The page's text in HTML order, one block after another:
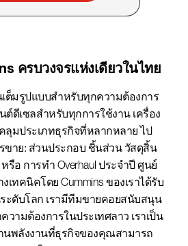
ครบวงจรแห่งเดียวในไทย
เต็มรูปแบบสำหรับทุกความต้องการ
ต์ดีเซลสำหรับทุกการใช้งาน เครื่อง
ลุมประเภทธุรกิจที่หลากหลาย ไป
ขาย: ส่วนประกอบ ชิ้นส่วน วัสดุสิ้น
รือ การทำ Overhaul ประจำปี ศูนย์
เทคนิคโดย Cummins ของเราได้รับ
ะดับโลก เรามีทีมขายคอยสนับสนุน
วามต้องการในประเทศลาว เราเป็น
พลังงานที่ธุรกิจของคุณสามารถ